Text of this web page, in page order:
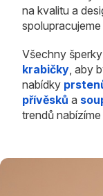
na kvalitu a
Všechny
krabičky, aby
nabídky
přívěsků a
trendů